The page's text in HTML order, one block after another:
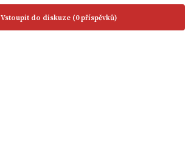
Vstoupit do diskuze (0 příspěvků)